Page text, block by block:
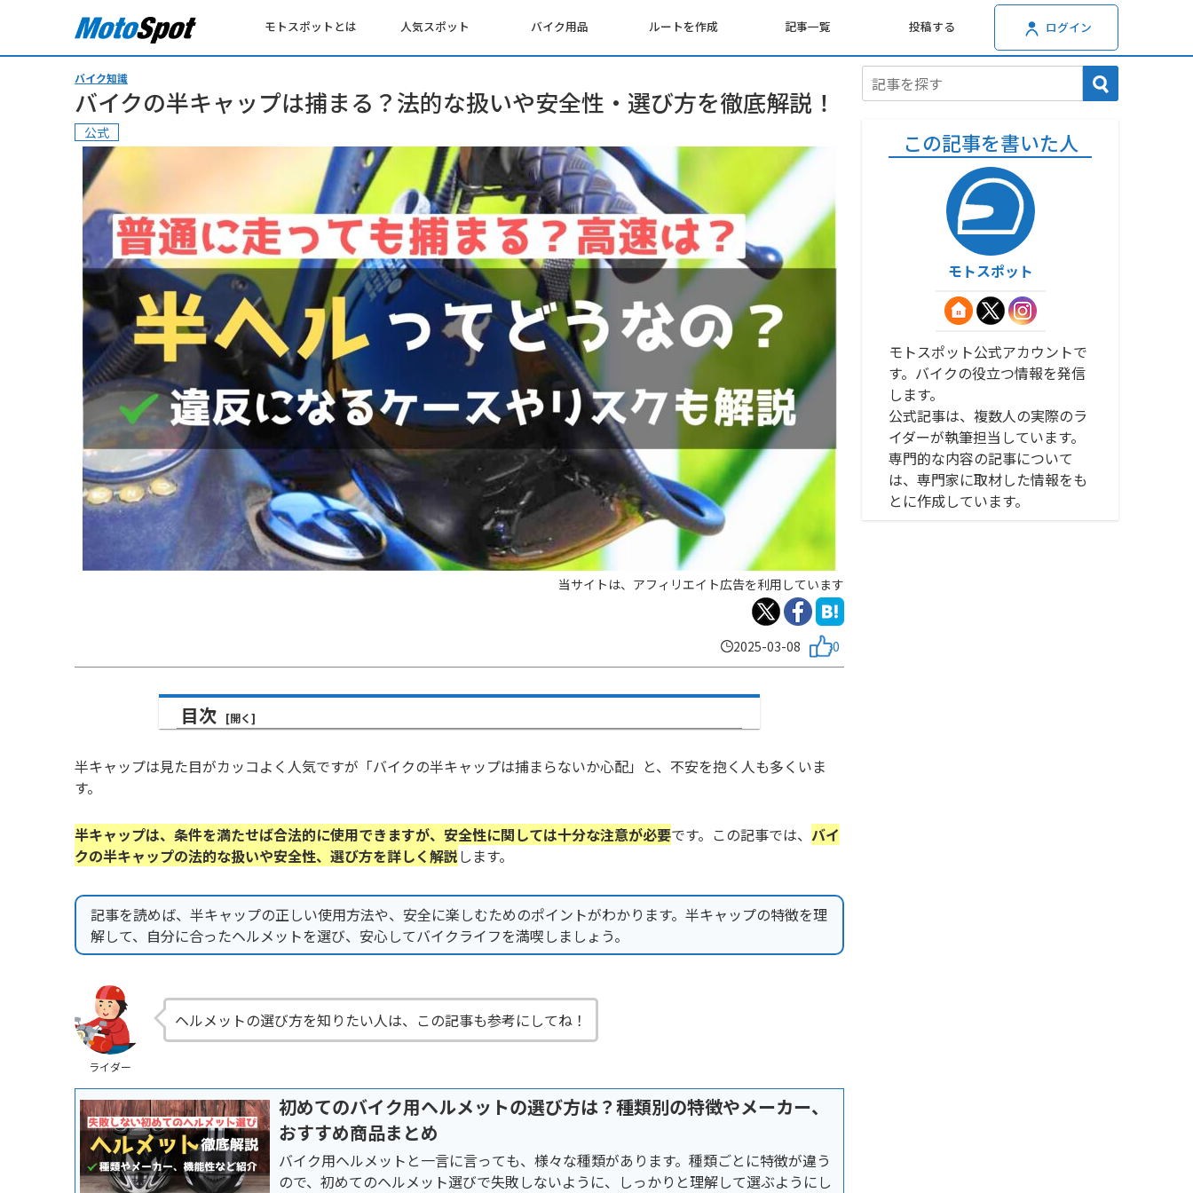
モトスポットとは 人気スポット バイク用品 ルートを作成 記事一覧 投稿する ログイン
バイク知識
バイクの半キャップは捕まる？法的な扱いや安全性・選び方を徹底解説！
公式
当サイトは、アフィリエイト広告を利用しています
2025-03-08 0
目次
半キャップは見た目がカッコよく人気ですが「バイクの半キャップは捕まらないか心配」と、不安を抱く人も多くいま
す。
半キャップは、条件を満たせば合法的に使用できますが、安全性に関しては十分な注意が必要です。この記事では、 バイ
クの半キャップの法的な扱いや安全性、選び方を詳しく解説します。
記事を読めば、半キャップの正しい使用方法や、安全に楽しむためのポイントがわかります。半キャップの特徴を理
解して、自分に合ったヘルメットを選び、安心してバイクライフを満喫しましょう。
ライダー
ヘルメットの選び方を知りたい人は、この記事も参考にしてね！
初めてのバイク用ヘルメットの選び方は？種類別の特徴やメーカー、
おすすめ商品まとめ
バイク用ヘルメットと一言に言っても、様々な種類があります。種類ごとに特徴が違う
ので、初めてのヘルメット選びで失敗しないように、しっかりと理解して選ぶようにし
この記事を書いた人
モトスポット
モトスポット公式アカウントで
す。バイクの役立つ情報を発信
します。
公式記事は、複数人の実際のラ
イダーが執筆担当しています。
専門的な内容の記事について
は、専門家に取材した情報をも
とに作成しています。